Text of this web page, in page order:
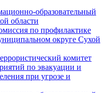
образовательный
области
по профилактике
округе Сухой
комитет
по эвакуации и
при угрозе и